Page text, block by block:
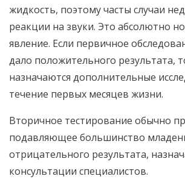
жидкость, поэтому часты случаи
реакции на звуки. Это абсолютно
явление. Если первичное
дало положительного результата,
назначаются дополнительные
течение первых месяцев жизни.
Вторичное тестирование обычно
подавляющее большинство
отрицательного результата,
консультации специалистов.